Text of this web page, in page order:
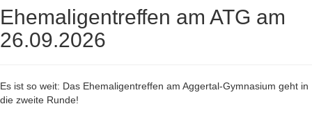
Ehemaligentreffen am ATG am
26.09.2026
Es ist so weit: Das Ehemaligentreffen am Aggertal-Gymnasium geht in
die zweite Runde!